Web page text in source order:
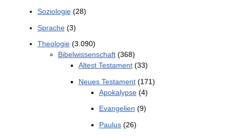
Soziologie(28)
Sprache(3)
Theologie(3.090)
Bibelwissenschaft(368)
Altest Testament(33)
Neues Testament(171)
Apokalypse(4)
Evangelien (9)
Paulus(26)